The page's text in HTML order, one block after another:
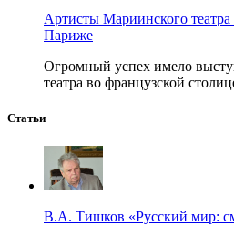
Артисты Мариинского
Париже
Огромный успех имело
театра во французской
Статьи
В.А. Тишков «Русский мир: